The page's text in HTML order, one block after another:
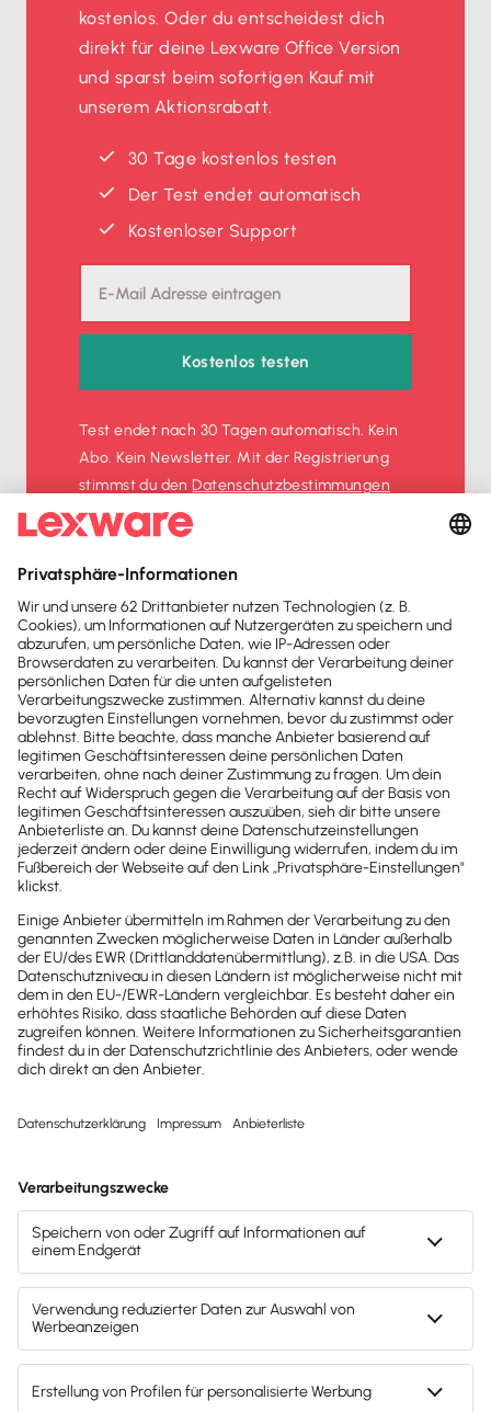
kostenlos. Oder du entscheidest dich
direkt für deine Lexware Office Version
und sparst beim sofortigen Kauf mit
unserem Aktionsrabatt.
30 Tage kostenlos testen
Der Test endet automatisch
Kostenloser Support
Kostenlos testen
Test endet nach 30 Tagen automatisch. Kein
Abo. Kein Newsletter. Mit der Registrierung
stimmst du denDatenschutz­bestimmungen
und denAGBzu.
Sofort50%
Newsletter
Brandheiße
News direkt in
dein Postfach
wichtige News zu
Gesetzesänderungen,
hilfreiche Praxis-Tipps und
kostenlose Tools für
Unternehmen erhalten?
Dann abonniere unseren
Mach's dir leicht und gib deinem Business den
entscheidenden Push – mit unserer Software für